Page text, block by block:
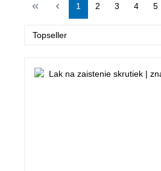
Stránka
1 Stránka
2 Stránka
3 Stránka
4 5